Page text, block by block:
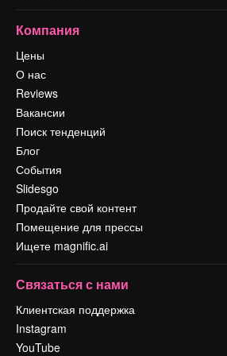
Компания
Цены
О нас
Reviews
Вакансии
Поиск тенденций
Блог
События
Slidesgo
Продайте свой контент
Помещение для прессы
Ищете magnific.ai
Связаться с нами
Клиентская поддержка
Instagram
YouTube